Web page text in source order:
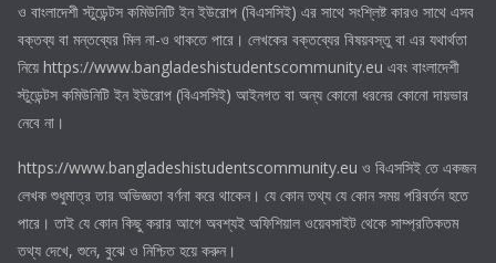
ও বাংলাদেশী স্টুডেন্টস কমিউনিটি ইন ইউরোপ (বিএসসিই) এর সাথে সংশ্লিষ্ট কারও সাথে এসব
বক্তব্য বা মন্তব্যের মিল না-ও থাকতে পারে। লেখকের বক্তব্যের বিষয়বস্তু বা এর যথার্থতা
নিয়ে https://www.bangladeshistudentscommunity.eu এবং বাংলাদেশী
স্টুডেন্টস কমিউনিটি ইন ইউরোপ (বিএসসিই) আইনগত বা অন্য কোনো ধরনের কোনো দায়ভার
নেবে না।
https://www.bangladeshistudentscommunity.eu ও বিএসসিই তে একজন
লেখক শুধুমাত্র তার অভিজ্ঞতা বর্ণনা করে থাকেন। যে কোন তথ্য যে কোন সময় পরিবর্তন হতে
পারে। তাই যে কোন কিছু করার আগে অবশ্যই অফিশিয়াল ওয়েবসাইট থেকে সাম্প্রতিকতম
তথ্য দেখে, শুনে, বুঝে ও নিশ্চিত হয়ে করুন।